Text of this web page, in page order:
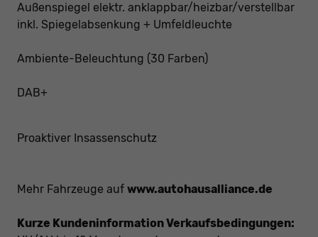
Außenspiegel elektr. anklappbar/heizbar/verstellbar
inkl. Spiegelabsenkung + Umfeldleuchte
Ambiente-Beleuchtung (30 Farben)
DAB+
Proaktiver Insassenschutz
Mehr Fahrzeuge auf www.autohausalliance.de
Kurze Kundeninformation Verkaufsbedingungen: